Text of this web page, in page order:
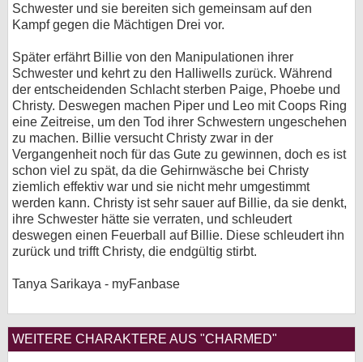
Schwester und sie bereiten sich gemeinsam auf den
Kampf gegen die Mächtigen Drei vor.
Später erfährt Billie von den Manipulationen ihrer
Schwester und kehrt zu den Halliwells zurück. Während
der entscheidenden Schlacht sterben Paige, Phoebe und
Christy. Deswegen machen Piper und Leo mit Coops Ring
eine Zeitreise, um den Tod ihrer Schwestern ungeschehen
zu machen. Billie versucht Christy zwar in der
Vergangenheit noch für das Gute zu gewinnen, doch es ist
schon viel zu spät, da die Gehirnwäsche bei Christy
ziemlich effektiv war und sie nicht mehr umgestimmt
werden kann. Christy ist sehr sauer auf Billie, da sie denkt,
ihre Schwester hätte sie verraten, und schleudert
deswegen einen Feuerball auf Billie. Diese schleudert ihn
zurück und trifft Christy, die endgültig stirbt.
Tanya Sarikaya - myFanbase
WEITERE CHARAKTERE AUS "CHARMED"
myFanbase